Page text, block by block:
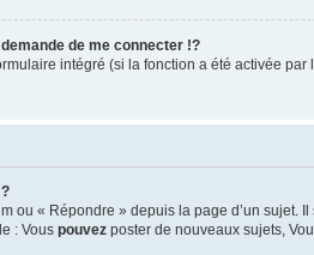
de me connecter !?
intégré (si la fonction a été activée
ou « Répondre » depuis la page d’un
: Vous pouvez poster de nouveaux sujets,